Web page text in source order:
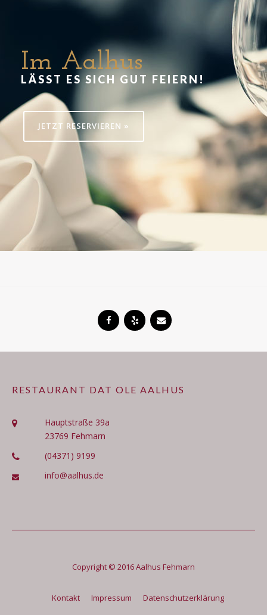
Im Aalhus
LÄSST ES SICH GUT FEIERN!
JETZT RESERVIEREN »
RESTAURANT DAT OLE AALHUS
Hauptstraße 39a
23769 Fehmarn
(04371) 9199
info@aalhus.de
Copyright © 2016 Aalhus Fehmarn
Kontakt Impressum Datenschutzerklärung